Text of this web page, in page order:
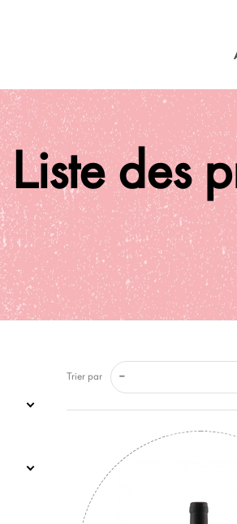
Liste des
Trier par --